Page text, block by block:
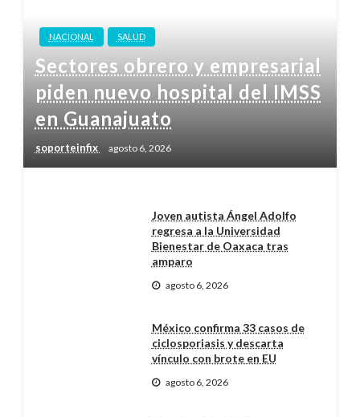
NACIONAL SALUD
Sectores obrero y empresarial
piden nuevo hospital del IMSS
en Guanajuato
soporteinfix agosto 6, 2026
Joven autista Ángel Adolfo
regresa a la Universidad
Bienestar de Oaxaca tras
amparo
agosto 6, 2026
México confirma 33 casos de
ciclosporiasis y descarta
vínculo con brote en EU
agosto 6, 2026